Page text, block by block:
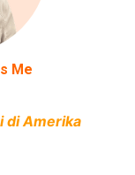
Me
di Amerika